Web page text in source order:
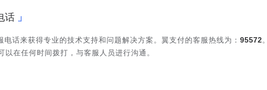
话
电话来获得专业的技术支持和问题解决方案。翼支付的客服热线为： 95572
在任何时间拨打，与客服人员进行沟通。